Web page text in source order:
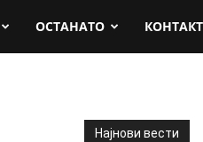
ОСТАНАТО КОНТАКТ
Најнови вести